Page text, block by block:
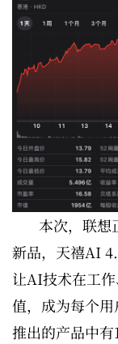
本次，联想
新品，天禧AI
让AI技术在工
值，成为每个
推出的产品中